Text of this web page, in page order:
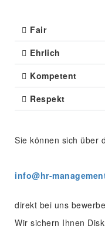
Fair
Ehrlich
Kompetent
Respekt
Sie können sich über
info@hr-
direkt bei uns
Wir sichern Ihnen